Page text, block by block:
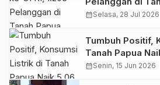
Promo Tambah
calendar_monthSelasa, 28 Jul 2026
Tumbuh Positif,
Tanah Papua
calendar_monthSenin, 15 Jun 2026